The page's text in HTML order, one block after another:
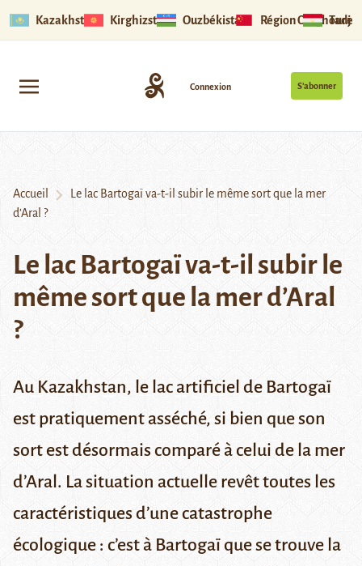
Kazakhstan Kirghizstan Ouzbékistan Région Ouïghoure
S’abonner
Connexion
Accueil
Le lac Bartogaï va-t-il subir le même sort que la mer
d’Aral ?
Le lac Bartogaï va-t-il subir le
même sort que la mer d’Aral
?
Au Kazakhstan, le lac artificiel de Bartogaï
est pratiquement asséché, si bien que son
sort est désormais comparé à celui de la mer
d’Aral. La situation actuelle revêt toutes les
caractéristiques d’une catastrophe
écologique : c’est à Bartogaï que se trouve la